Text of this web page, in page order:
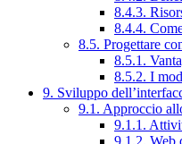
8.4.3.
8.4.4.
8.5. Progettare
8.5.1.
8.5.2. I
9. Sviluppo
9.1. Approccio
9.1.1.
9.1.2. Web